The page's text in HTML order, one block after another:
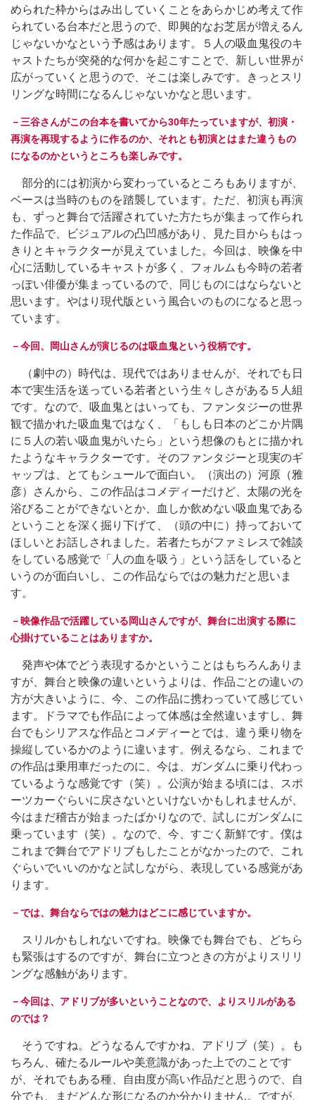
められた枠からはみ出していくことをあらかじめ考えて作
られている台本だと思うので、即興的なお芝居が増えるん
じゃないかなという予感はあります。５人の吸血鬼役のキ
ャストたちが突発的な何かを起こすことで、新しい世界が
広がっていくと思うので、そこは楽しみです。きっとスリ
リングな時間になるんじゃないかなと思います。
－三谷さんがこの台本を書いてから30年たっていますが、初演・
再演を再現するように作るのか、それとも初演とはまた違うもの
になるのかというところも楽しみです。
部分的には初演から変わっているところもありますが、
ベースは当時のものを踏襲しています。ただ、初演も再演
も、ずっと舞台で活躍されていた方たちが集まって作られ
た作品で、ビジュアルの凸凹感があり、見た目からもはっ
きりとキャラクターが見えていました。今回は、映像を中
心に活動しているキャストが多く、フォルムも今時の若者
っぽい俳優が集まっているので、同じものにはならないと
思います。やはり現代版という風合いのものになると思っ
ています。
－今回、岡山さんが演じるのは吸血鬼という役柄です。
（劇中の）時代は、現代ではありませんが、それでも日
本で実生活を送っている若者という生々しさがある５人組
です。なので、吸血鬼とはいっても、ファンタジーの世界
観で描かれた吸血鬼ではなく、「もしも日本のどこか片隅
に５人の若い吸血鬼がいたら」という想像のもとに描かれ
たようなキャラクターです。そのファンタジーと現実のギ
ャップは、とてもシュールで面白い。（演出の）河原（雅
彦）さんから、この作品はコメディーだけど、太陽の光を
浴びることができないとか、血しか飲めない吸血鬼である
ということを深く掘り下げて、（頭の中に）持っておいて
ほしいとお話しされました。若者たちがファミレスで雑談
をしている感覚で「人の血を吸う」という話をしていると
いうのが面白いし、この作品ならではの魅力だと思いま
す。
－映像作品で活躍している岡山さんですが、舞台に出演する際に
心掛けていることはありますか。
発声や体でどう表現するかということはもちろんありま
すが、舞台と映像の違いというよりは、作品ごとの違いの
方が大きいように、今、この作品に携わっていて感じてい
ます。ドラマでも作品によって体感は全然違いますし、舞
台でもシリアスな作品とコメディーとでは、違う乗り物を
操縦しているかのように違います。例えるなら、これまで
の作品は乗用車だったのに、今は、ガンダムに乗り代わっ
ているような感覚です（笑）。公演が始まる頃には、スポ
ーツカーぐらいに戻さないといけないかもしれませんが、
今はまだ稽古が始まったばかりなので、試しにガンダムに
乗っています（笑）。なので、今、すごく新鮮です。僕は
これまで舞台でアドリブもしたことがなかったので、これ
ぐらいでいいのかなと試しながら、表現している感覚があ
ります。
－では、舞台ならではの魅力はどこに感じていますか。
スリルかもしれないですね。映像でも舞台でも、どちら
も緊張はするのですが、舞台に立つときの方がよりスリリ
ングな感触があります。
－今回は、アドリブが多いということなので、よりスリルがある
のでは？
そうですね。どうなるんですかね、アドリブ（笑）。も
ちろん、確たるルールや美意識があった上でのことです
が、それでもある種、自由度が高い作品だと思うので、自
分でも、まだどんな形になるのか分かりません。ですが、